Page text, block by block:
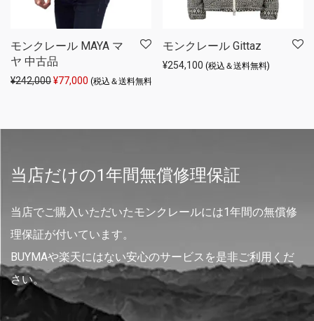
モンクレール MAYA マ
ヤ 中古品
¥242,000元の価格は ¥242,000 でした。
¥77,000 現在の価格は ¥77,000 です。
(税込＆送料無料)
モンクレール Gittaz
¥254,100 (税込＆送料無料)
当店だけの1年間無償修理保証
当店でご購入いただいたモンクレールには1年間の無償修
理保証が付いています。
BUYMAや楽天にはない安心のサービスを是非ご利用くだ
さい。